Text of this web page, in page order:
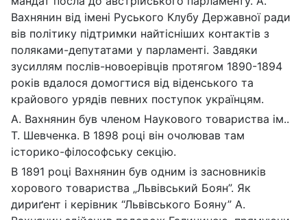
Вахнянин від імені Руського Клубу Державної ради
вів політику підтримки найтісніших контактів з
поляками-депутатами у парламенті. Завдяки
зусиллям послів-новоерівців протягом 1890-1894
років вдалося домогтися від віденського та
крайового урядів певних поступок українцям.
А. Вахнянин був членом Наукового товариства ім..
Т. Шевченка. В 1898 році він очолював там
історико-філософську секцію.
В 1891 році Вахнянин був одним із засновників
хорового товариства „Львівський Боян”. Як
дириґент і керівник “Львівського Бояну” А.